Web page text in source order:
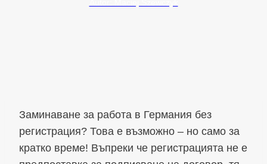
Заминаване за работа в Германия без
регистрация? Това е възможно – но само за
кратко време! Въпреки че регистрацията не е